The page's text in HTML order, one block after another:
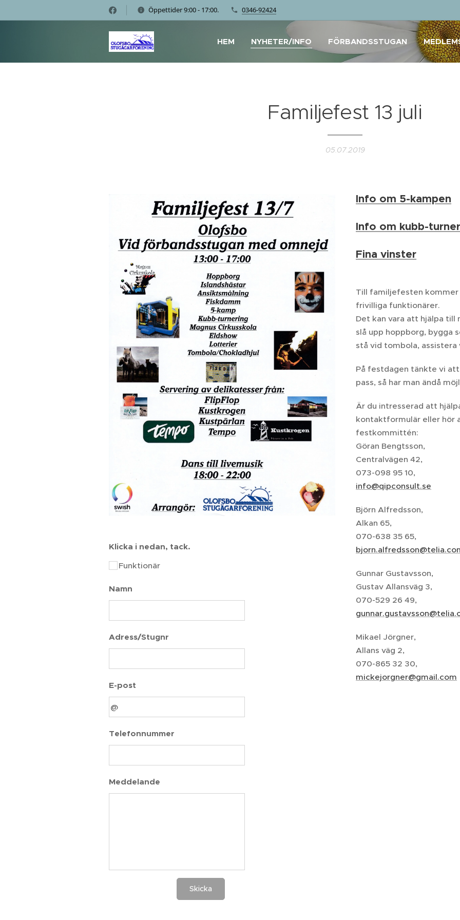
Öppettider 9:00 - 17:00. 0346-92424
HEM NYHETER/INFO FÖRBANDSSTUGAN
Familjefest 13 juli
05.07.2019
Klicka i nedan, tack.
Funktionär
Namn
Adress/Stugnr
E-post
Telefonnummer
Meddelande
Skicka
Info om 5-kampen
Info om kubb-
Fina vinster
Till familjefesten
frivilliga funktionärer.
Det kan vara att hjälpa
slå upp hoppborg, bygga
stå vid tombola, assistera
På festdagen tänkte vi
pass, så har man ändå
Är du intresserad att
kontaktformulär eller hör
festkommittén:
Göran Bengtsson,
Centralvägen 42,
073-098 95 10,
info@qipconsult.se
Björn Alfredsson,
Alkan 65,
070-638 35 65,
Gunnar Gustavsson,
Gustav Allansväg 3,
070-529 26 49,
Mikael Jörgner,
Allans väg 2,
070-865 32 30,
mickejorgner@gmail.com